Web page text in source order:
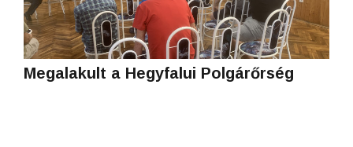
Megalakult a Hegyfalui Polgárőrség